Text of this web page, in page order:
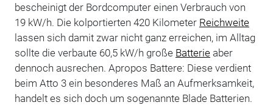
bescheinigt der Bordcomputer einen Verbrauch von
19 kW/h. Die kolportierten 420 Kilometer Reichweite
lassen sich damit zwar nicht ganz erreichen, im Alltag
sollte die verbaute 60,5 kW/h große Batterieaber
dennoch ausrechen. Apropos Battere: Diese verdient
beim Atto 3 ein besonderes Maß an Aufmerksamkeit,
handelt es sich doch um sogenannte Blade Batterien.